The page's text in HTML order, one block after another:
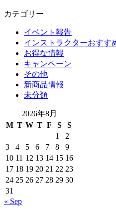
カテゴリー
イベント報告
インストラクターおすす
お得な情報
キャンペーン
その他
新商品情報
未分類
2026年8月
M T W T F S
S
1
2
3
4 5 6 7 8
9
10 11 12 13 14 15 16
17 18 19 20 21 22 23
24 25 26 27 28 29 30
31
« Sep